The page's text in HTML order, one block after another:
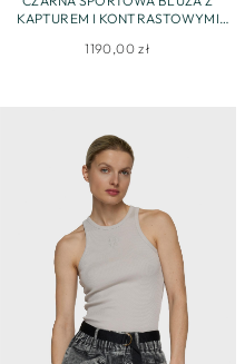
KAPTUREM I KONTRASTOWYMI
1190,00 zł